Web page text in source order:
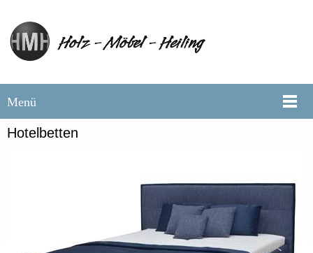
Menü
Hotelbetten